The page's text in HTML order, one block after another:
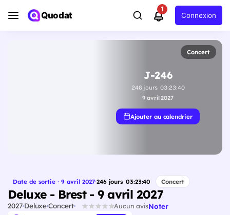
Quodat
1
Connexion
Concert
J-246
246 jours 03:23:40
9 avril 2027
Ajouter au calendrier
Date de sortie · 9 avril 2027·246 jours 03:23:40 Concert
Deluxe - Brest - 9 avril 2027
2027DeluxeConcert Aucun avisNoter